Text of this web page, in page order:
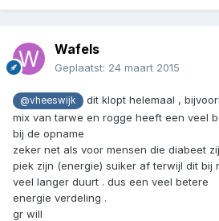
Wafels
Geplaatst: 24 maart 2015
@vheeswijk
dit klopt helemaal ,
mix van tarwe en rogge heeft een veel
bij de opname
zeker net als voor mensen die diabeet
piek zijn (energie) suiker af terwijl dit bij
veel langer duurt . dus een veel betere
energie verdeling .
gr will